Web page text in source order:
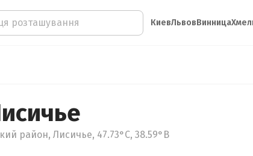
КиевЛьвовВинница
район, Лисичье, 47.73°С, 38.59°В